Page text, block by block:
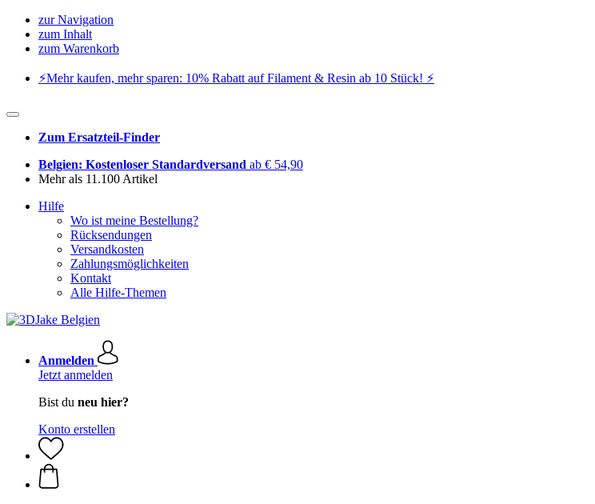
zur Navigation
zum Inhalt
zum Warenkorb
⚡️Mehr kaufen, mehr sparen: 10% Rabatt auf Filament & Resin ab 10 Stück! ⚡️
Zum Ersatzteil-Finder
Belgien: Kostenloser Standardversand ab € 54,90
Mehr als 11.100 Artikel
Hilfe
Wo ist meine Bestellung?
Rücksendungen
Versandkosten
Zahlungsmöglichkeiten
Kontakt
Alle Hilfe-Themen
Anmelden
Jetzt anmelden
Bist du neu hier?
Konto erstellen